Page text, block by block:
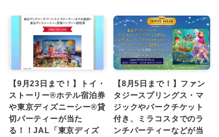
【9月23日まで！】トイ・
ストーリー®ホテル宿泊券
や東京ディズニーシー®︎貸
切パーティーが当た
る！！JAL「東京ディズ
【8月5日まで！】ファン
タジースプリングス・マ
ジックやパークチケット
付き、ミラコスタでのラ
ンチパーティーなどが当